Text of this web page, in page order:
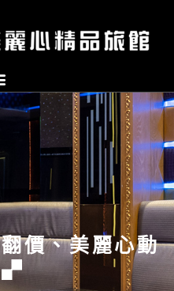
價、美麗心動
▞